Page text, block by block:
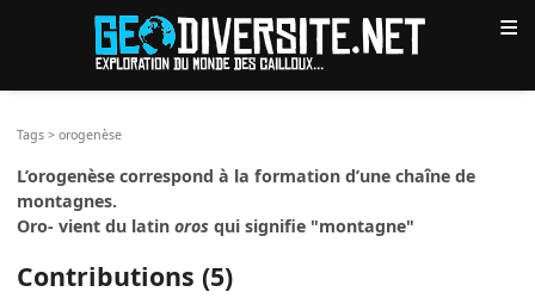
≡
Tags >orogenèse
L’orogenèse correspond à la formation d’une chaîne de
montagnes.
Oro- vient du latinoros qui signifie "montagne"
Contributions (5)